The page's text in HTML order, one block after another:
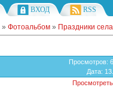
ВХОД RSS
» Фотоальбом » Праздники села
Просмотров:
Дата: